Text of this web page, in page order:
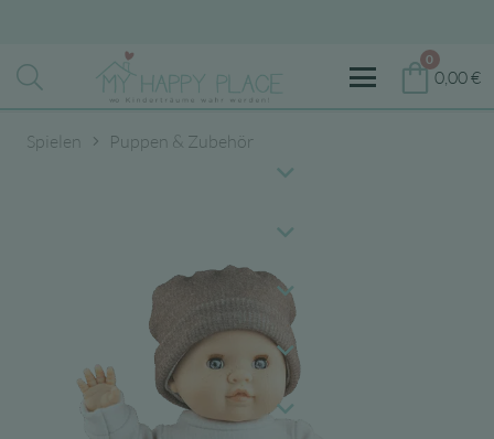
0
0,00€
Spielen Puppen & Zubehör